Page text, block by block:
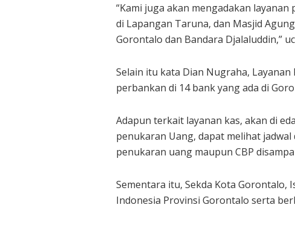
“Kami juga akan mengadakan
di Lapangan Taruna, dan Masjid
Gorontalo dan Bandara Djalaluddin,”
Selain itu kata Dian Nugraha,
perbankan di 14 bank yang ada di
Adapun terkait layanan kas, akan di
penukaran Uang, dapat melihat
penukaran uang maupun CBP
Sementara itu, Sekda Kota
Indonesia Provinsi Gorontalo serta